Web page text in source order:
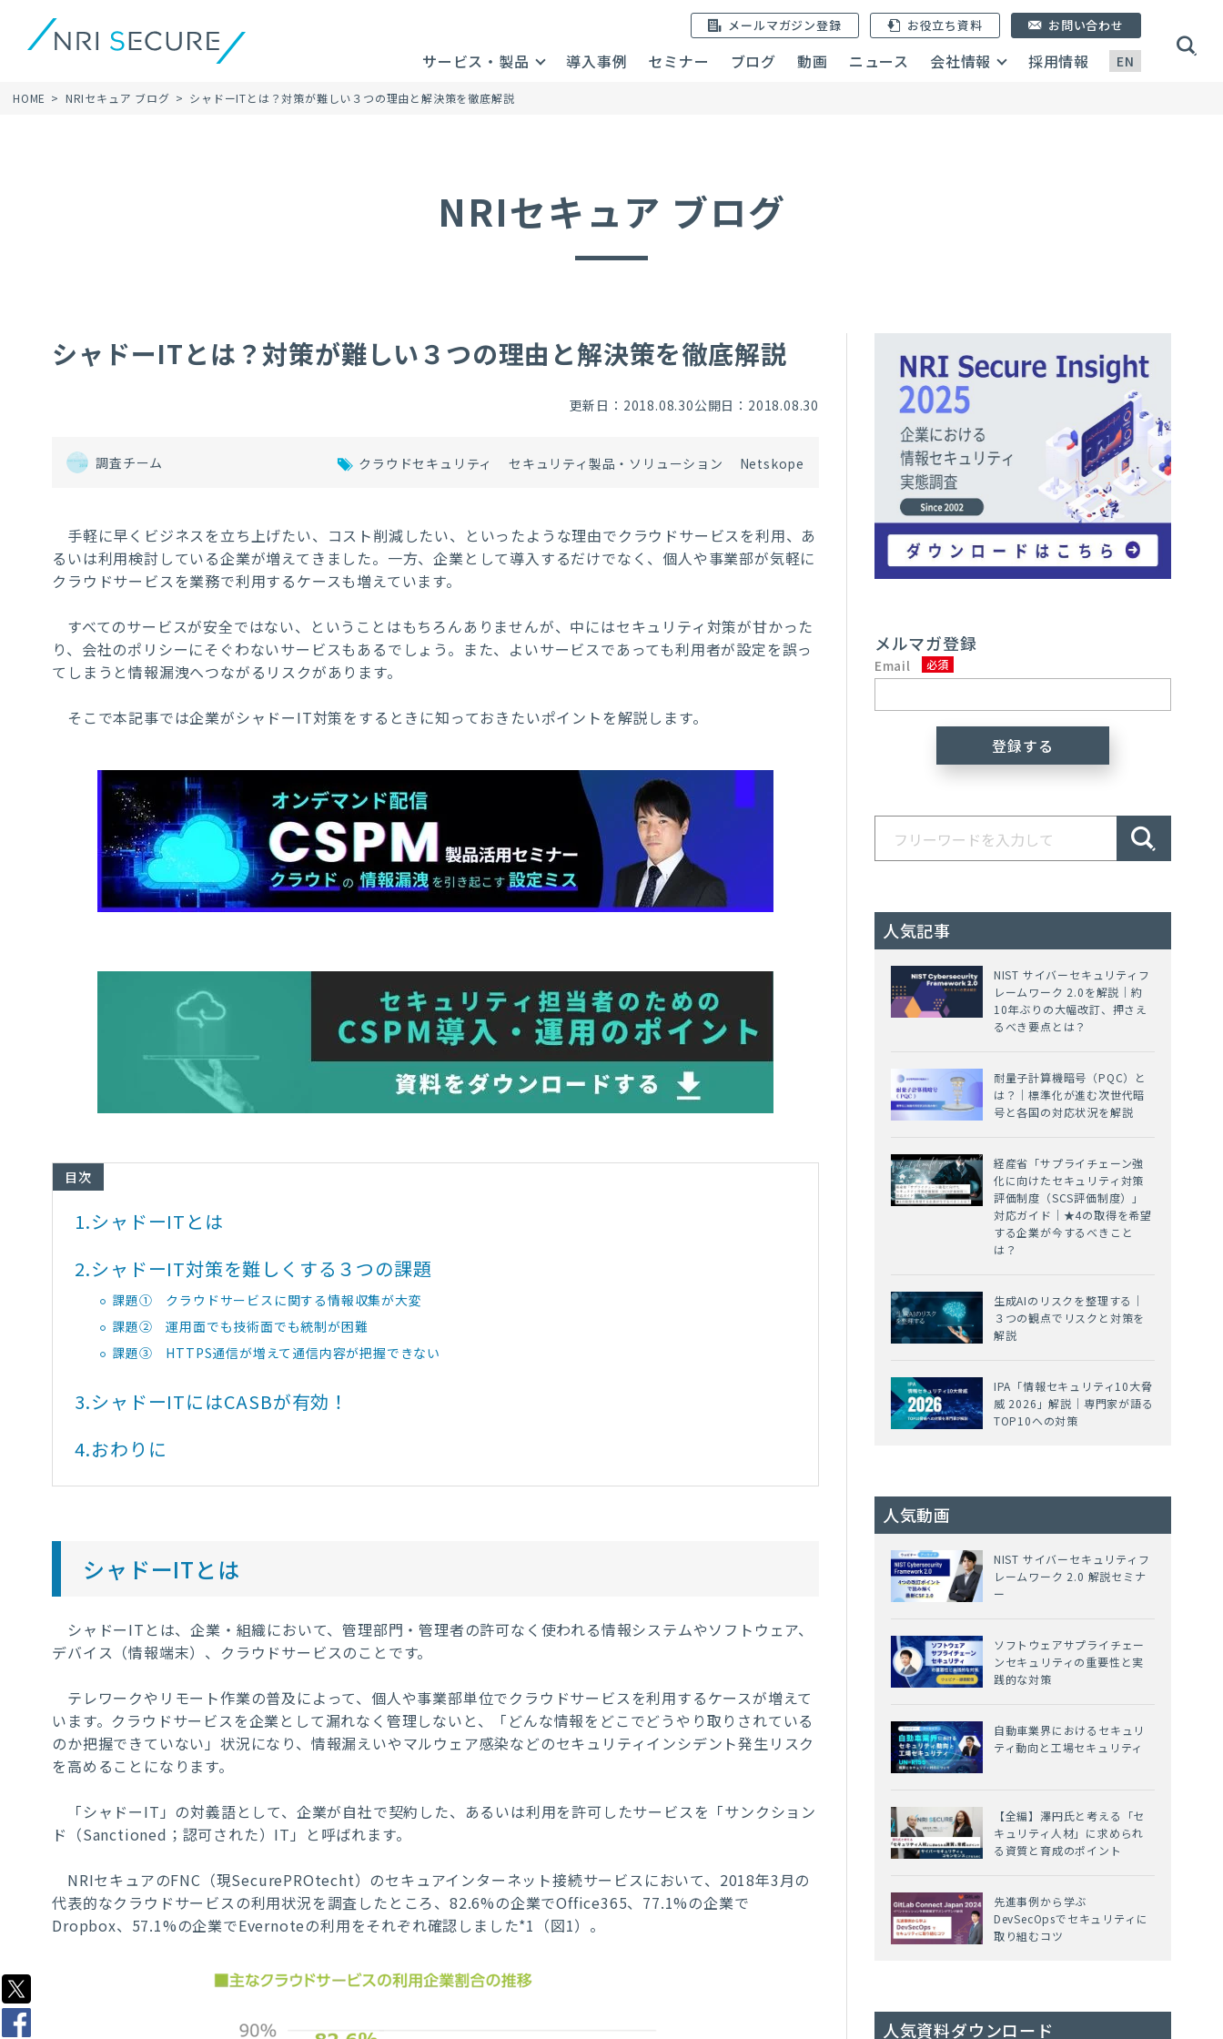
EN
メールマガジン登録 お役立ち資料
サービス・製品 導入事例 セミナー ブログ 動画 ニュース 会社情報 採用情報
お問い合わせ
HOME NRIセキュア ブログ シャドーITとは？対策が難しい３つの理由と解決策を徹底解説
NRIセキュア ブログ
シャドーITとは？対策が難しい３つの理由と解決策を徹底解説
更新日：2018.08.30公開日：2018.08.30
調査チーム クラウドセキュリティ セキュリティ製品・ソリューション Netskope
手軽に早くビジネスを立ち上げたい、コスト削減したい、といったような理由でクラウドサービスを利用、あ
るいは利用検討している企業が増えてきました。一方、企業として導入するだけでなく、個人や事業部が気軽に
クラウドサービスを業務で利用するケースも増えています。
すべてのサービスが安全ではない、ということはもちろんありませんが、中にはセキュリティ対策が甘かった
り、会社のポリシーにそぐわないサービスもあるでしょう。また、よいサービスであっても利用者が設定を誤っ
てしまうと情報漏洩へつながるリスクがあります。
そこで本記事では企業がシャドーIT対策をするときに知っておきたいポイントを解説します。
目次
1.シャドーITとは
2.シャドーIT対策を難しくする３つの課題
課題① クラウドサービスに関する情報収集が大変
課題② 運用面でも技術面でも統制が困難
課題③ HTTPS通信が増えて通信内容が把握できない
3.シャドーITにはCASBが有効！
4.おわりに
シャドーITとは
シャドーITとは、企業・組織において、管理部門・管理者の許可なく使われる情報システムやソフトウェア、
デバイス（情報端末）、クラウドサービスのことです。
テレワークやリモート作業の普及によって、個人や事業部単位でクラウドサービスを利用するケースが増えて
います。クラウドサービスを企業として漏れなく管理しないと、
「どんな情報をどこでどうやり取りされている
のか把握できていない 」状況になり、情報漏えいやマルウェア感染などのセキュリティインシデント発生リスク
を高めることになります。
「シャドーIT」の対義語として、企業が自社で契約した、あるいは利用を許可したサービスを「サンクション
ド（Sanctioned；認可された）IT」と呼ばれます。
NRIセキュアのFNC（現SecurePROtecht）のセキュアインターネット接続サービスにおいて、2018年3月の
代表的なクラウドサービスの利用状況を調査したところ、82.6%の企業でOffice365、77.1%の企業で
Dropbox、57.1%の企業でEvernoteの利用をそれぞれ確認しました*1（図1）。
メルマガ登録
Email
人気記事
NIST サイバーセキュリティフ
レームワーク 2.0を解説｜約
10年ぶりの大幅改訂、押さえ
るべき要点とは？
耐量子計算機暗号（PQC）と
は？｜標準化が進む次世代暗
号と各国の対応状況を解説
経産省「サプライチェーン強
化に向けたセキュリティ対策
評価制度（SCS評価制度）」
対応ガイド｜★4の取得を希望
する企業が今するべきこと
は？
生成AIのリスクを整理する｜
３つの観点でリスクと対策を
解説
IPA「情報セキュリティ10大脅
威 2026」解説｜専門家が語る
TOP10への対策
人気動画
NIST サイバーセキュリティフ
レームワーク 2.0 解説セミナ
ー
ソフトウェアサプライチェー
ンセキュリティの重要性と実
践的な対策
自動車業界におけるセキュリ
ティ動向と工場セキュリティ
【全編】澤円氏と考える「セ
キュリティ人材」に求められ
る資質と育成のポイント
先進事例から学ぶ
DevSecOpsでセキュリティに
取り組むコツ
人気資料ダウンロード